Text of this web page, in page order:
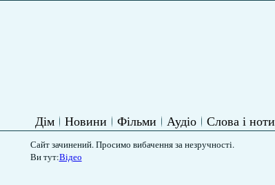
Дім Новини Фільми Аудіо Слова і ноти
Сайт зачинений. Просимо вибачення за незручності.
Ви тут:Відео